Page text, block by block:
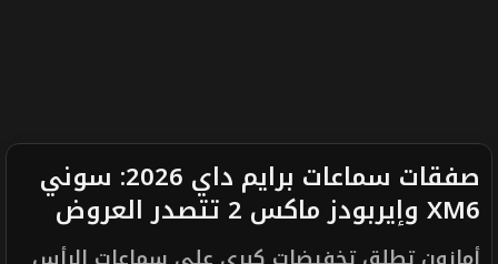
صفقات سماعات برايم داي 2026: سوني
XM6 وإيربودز ماكس 2 تتصدر العروض